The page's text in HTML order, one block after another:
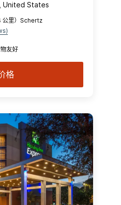
United States
公里）Schertz
友好
格